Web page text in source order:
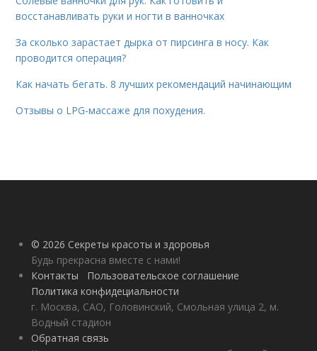
восстанавливать руки и ногти в ванночках
За сколько зарастает дырка от пирсинга в носу. Как
проводится операция?
Как начать бегать. 8 лучших рекомендаций начинающим
Отзывы о LPG-массаже для похудения.
© 2026 Секреты красоты и здоровья
Будь прекрасна вместе с нами!
Контакты
Пользовательское соглашение
Политика конфидециальности
г. Москва, САО, Головинский, Смольная улица 2, м.
Водный стадион
Обратная связь